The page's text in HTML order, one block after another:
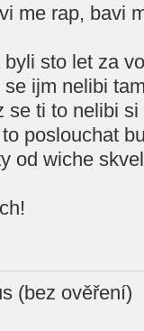
me rap, bavi
sto let za
ijm nelibi
ti to nelibi
poslouchat
od wiche
(bez ověření)